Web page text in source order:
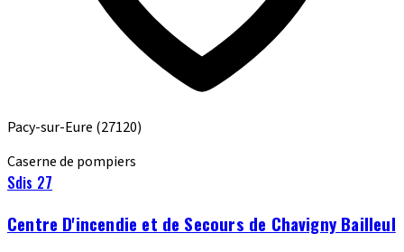
Pacy-sur-Eure (27120)
Caserne de pompiers
Sdis 27
Centre D'incendie et de Secours de Chavigny Bailleul